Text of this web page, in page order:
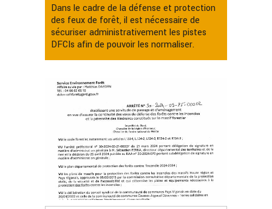
Dans le cadre de la défense et protection
des feux de forêt, il est nécessaire de
sécuriser administrativement les pistes
DFCIs afin de pouvoir les normaliser.